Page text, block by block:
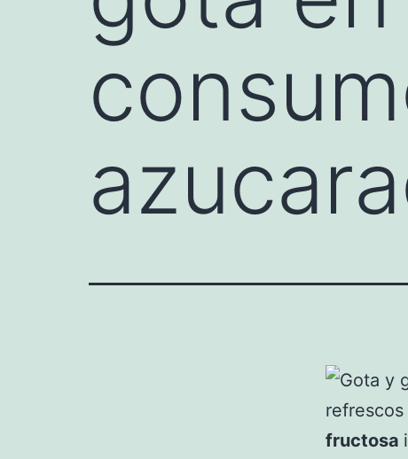
refrescos
fructosa